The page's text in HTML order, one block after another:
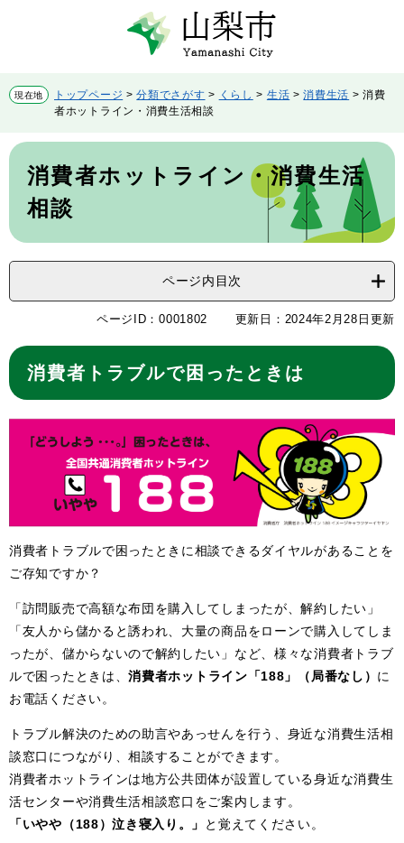
先
頭
す。
を
飛
て
現在地 トップページ >分類でさがす > くらし > 生活 >消費生活 >消費
者ホットライン・消費生活相談
本
消費者ホットライン・消費生活
相談
ページ内目次
ページID：0001802 更新日：2024年2月28日更新
消費者トラブルで困ったときは
消費者トラブルで困ったときに相談できるダイヤルがあることを
ご存知ですか？
「訪問販売で高額な布団を購入してしまったが、解約したい」
「友人から儲かると誘われ、大量の商品をローンで購入してしま
ったが、儲からないので解約したい」など、様々な消費者トラブ
ルで困ったときは、消費者ホットライン「188」（局番なし） に
お電話ください。
トラブル解決のための助言やあっせんを行う、身近な消費生活相
談窓口につながり、相談することができます。
消費者ホットラインは地方公共団体が設置している身近な消費生
活センターや消費生活相談窓口をご案内します。
「いやや（188）泣き寝入り。」
と覚えてください。